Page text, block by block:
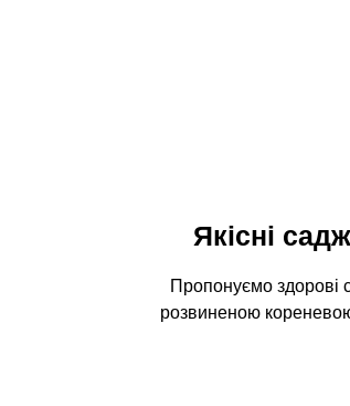
Пропонуємо здорові
розвиненою
Якісні